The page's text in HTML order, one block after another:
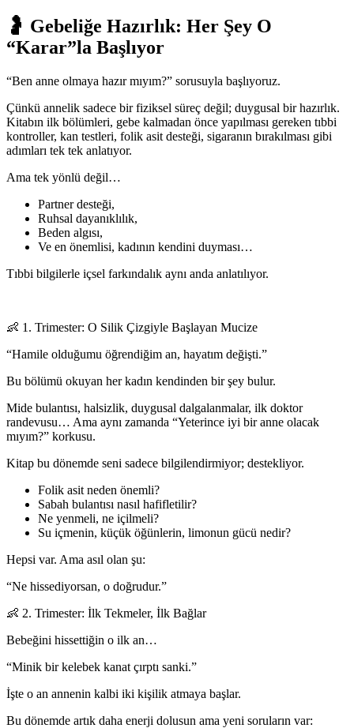
🤰 Gebeliğe Hazırlık: Her Şey O
“Karar”la Başlıyor
“Ben anne olmaya hazır mıyım?” sorusuyla başlıyoruz.
Çünkü annelik sadece bir fiziksel süreç değil; duygusal bir hazırlık.
Kitabın ilk bölümleri, gebe kalmadan önce yapılması gereken tıbbi
kontroller, kan testleri, folik asit desteği, sigaranın bırakılması gibi
adımları tek tek anlatıyor.
Ama tek yönlü değil…
Partner desteği,
Ruhsal dayanıklılık,
Beden algısı,
Ve en önemlisi, kadının kendini duyması…
Tıbbi bilgilerle içsel farkındalık aynı anda anlatılıyor.
👶 1. Trimester: O Silik Çizgiyle Başlayan Mucize
“Hamile olduğumu öğrendiğim an, hayatım değişti.”
Bu bölümü okuyan her kadın kendinden bir şey bulur.
Mide bulantısı, halsizlik, duygusal dalgalanmalar, ilk doktor
randevusu… Ama aynı zamanda “Yeterince iyi bir anne olacak
mıyım?” korkusu.
Kitap bu dönemde seni sadece bilgilendirmiyor; destekliyor.
Folik asit neden önemli?
Sabah bulantısı nasıl hafifletilir?
Ne yenmeli, ne içilmeli?
Su içmenin, küçük öğünlerin, limonun gücü nedir?
Hepsi var. Ama asıl olan şu:
“Ne hissediyorsan, o doğrudur.”
👶 2. Trimester: İlk Tekmeler, İlk Bağlar
Bebeğini hissettiğin o ilk an…
“Minik bir kelebek kanat çırptı sanki.”
İşte o an annenin kalbi iki kişilik atmaya başlar.
Bu dönemde artık daha enerji dolusun ama yeni soruların var: